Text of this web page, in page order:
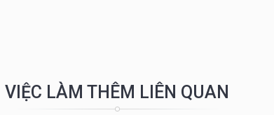
VIỆC LÀM THÊM LIÊN QUAN